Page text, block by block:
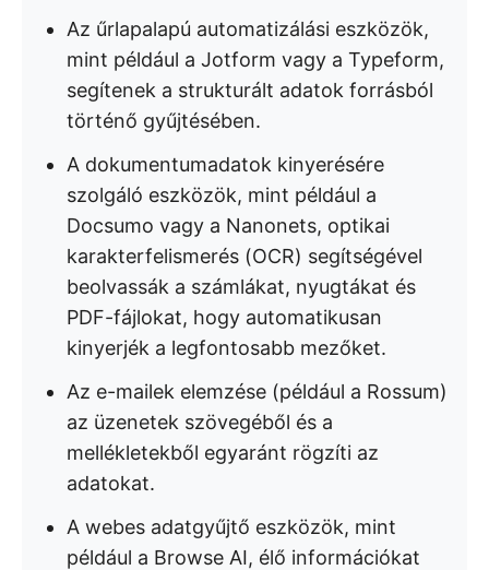
Az űrlapalapú automatizálási eszközök,
mint például a Jotform vagy a Typeform,
segítenek a strukturált adatok forrásból
történő gyűjtésében.
A dokumentumadatok kinyerésére
szolgáló eszközök, mint például a
Docsumo vagy a Nanonets, optikai
karakterfelismerés (OCR) segítségével
beolvassák a számlákat, nyugtákat és
PDF-fájlokat, hogy automatikusan
kinyerjék a legfontosabb mezőket.
Az e-mailek elemzése (például a Rossum)
az üzenetek szövegéből és a
mellékletekből egyaránt rögzíti az
adatokat.
A webes adatgyűjtő eszközök, mint
például a Browse AI, élő információkat